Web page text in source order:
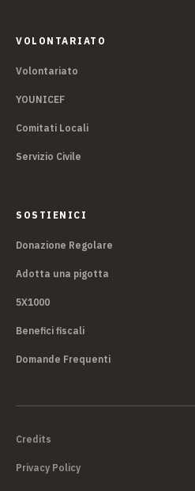
VOLONTARIATO
Volontariato
YOUNICEF
Comitati Locali
Servizio Civile
SOSTIENICI
Donazione Regolare
Adotta una pigotta
5X1000
Benefici fiscali
Domande Frequenti
Credits
Privacy Policy